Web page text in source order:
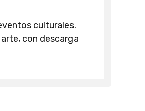
culturales.
con descarga